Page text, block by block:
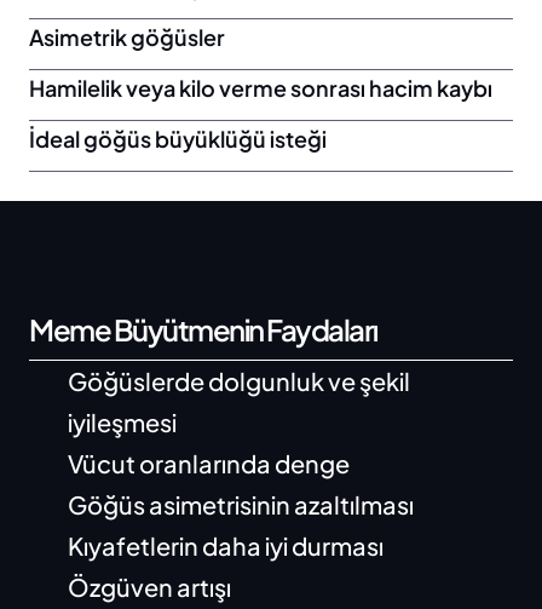
Asimetrik göğüsler
Hamilelik veya kilo verme sonrası hacim kaybı
İdeal göğüs büyüklüğü isteği
Meme Büyütmenin Faydaları
Göğüslerde dolgunluk ve şekil
iyileşmesi
Vücut oranlarında denge
Göğüs asimetrisinin azaltılması
Kıyafetlerin daha iyi durması
Özgüven artışı